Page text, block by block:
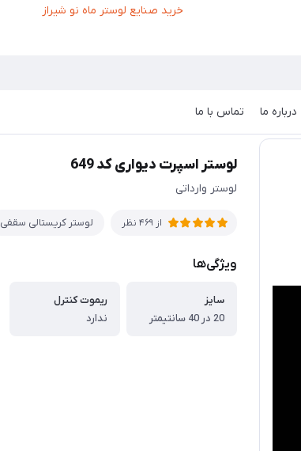
درباره ما تماس با ما
لوستر اسپرت دیواری کد 649
لوستر اسپرت دیواری کد 649
لوستر وارداتی
از 469 نظر لوستر کریستالی سقفی
ویژگی‌ها
سایز
20 در 40 سانتیمتر
ریموت کنترل
ندارد